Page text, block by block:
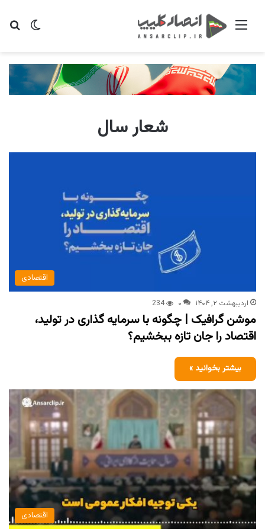
تغییر منو
شعار سال
اقتصادی
اردیبهشت ۲, ۱۴۰۴ ۰ 234
‏موشن گرافیک | چگونه با سرمایه گذاری در تولید،
اقتصاد را جان تازه ببخشیم؟
بیشتر بخوانید »
اقتصادی